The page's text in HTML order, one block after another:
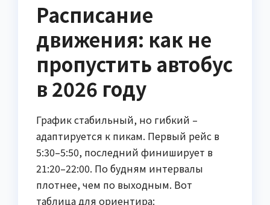
Расписание
движения: как не
пропустить автобус
в 2026 году
График стабильный, но гибкий –
адаптируется к пикам. Первый рейс в
5:30–5:50, последний финиширует в
21:20–22:00. По будням интервалы
плотнее, чем по выходным. Вот
таблица для ориентира: